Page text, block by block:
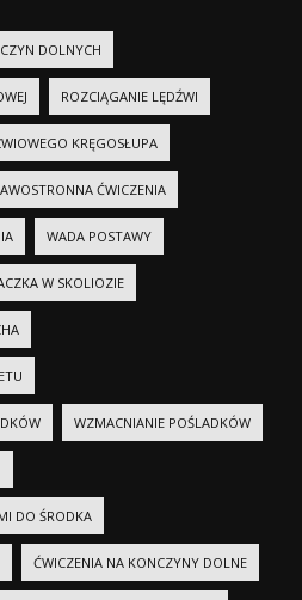
DOLNYCH
ROZCIĄGANIE LĘDŹWI
KRĘGOSŁUPA
ĆWICZENIA
WADA POSTAWY
W SKOLIOZIE
WZMACNIANIE POŚLADKÓW
DO ŚRODKA
ĆWICZENIA NA KONCZYNY DOLNE